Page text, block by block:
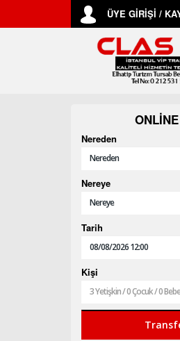
ÜYE GİRİŞİ /
Nereden
Nereye
Tarih
Kişi